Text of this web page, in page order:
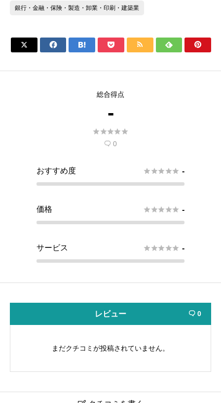
銀行・金融・保険・製造・卸業・印刷・建築業
      
総合得点
-

 0
おすすめ度  -
価格  -
サービス  -
レビュー  0
まだクチコミが投稿されていません。